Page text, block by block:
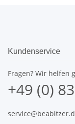
Kundenservice
Fragen? Wir helfen
+49 (0)